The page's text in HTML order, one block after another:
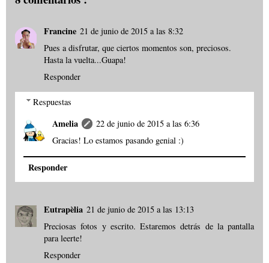
Francine 21 de junio de 2015 a las 8:32
Pues a disfrutar, que ciertos momentos son, preciosos.
Hasta la vuelta...Guapa!
Responder
Respuestas
Amelia
22 de junio de 2015 a las 6:36
Gracias! Lo estamos pasando genial :)
Responder
Eutrapèlia 21 de junio de 2015 a las 13:13
Preciosas fotos y escrito. Estaremos detrás de la pantalla
para leerte!
Responder